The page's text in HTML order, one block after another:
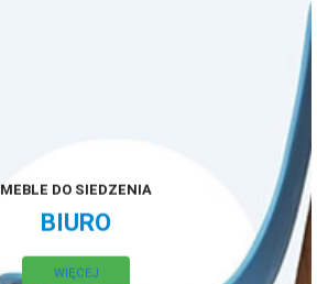
MEBLE DO SIEDZENIA
BIURO
WIĘCEJ